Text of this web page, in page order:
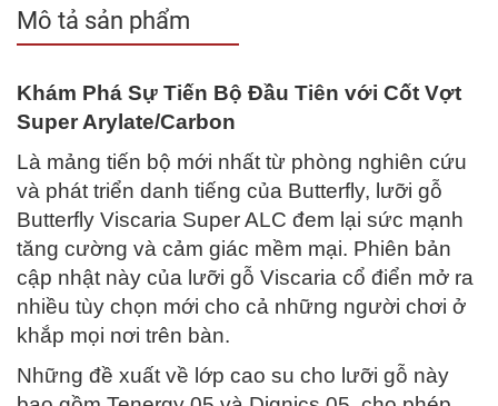
Mô tả sản phẩm
Khám Phá Sự Tiến Bộ Đầu Tiên với Cốt Vợt
Super Arylate/Carbon
Là mảng tiến bộ mới nhất từ phòng nghiên cứu
và phát triển danh tiếng của Butterfly, lưỡi gỗ
Butterfly Viscaria Super ALC đem lại sức mạnh
tăng cường và cảm giác mềm mại. Phiên bản
cập nhật này của lưỡi gỗ Viscaria cổ điển mở ra
nhiều tùy chọn mới cho cả những người chơi ở
khắp mọi nơi trên bàn.
Những đề xuất về lớp cao su cho lưỡi gỗ này